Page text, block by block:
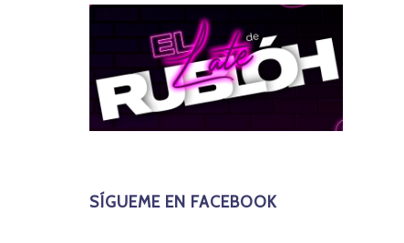
SÍGUEME EN FACEBOOK